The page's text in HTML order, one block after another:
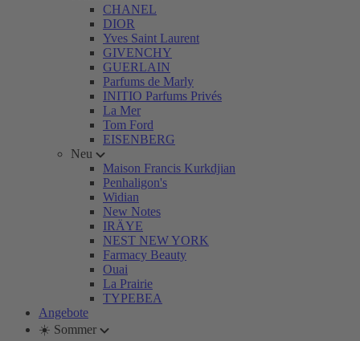
CHANEL
DIOR
Yves Saint Laurent
GIVENCHY
GUERLAIN
Parfums de Marly
INITIO Parfums Privés
La Mer
Tom Ford
EISENBERG
Neu
Maison Francis Kurkdjian
Penhaligon's
Widian
New Notes
IRÄYE
NEST NEW YORK
Farmacy Beauty
Ouai
La Prairie
TYPEBEA
Angebote
☀️ Sommer